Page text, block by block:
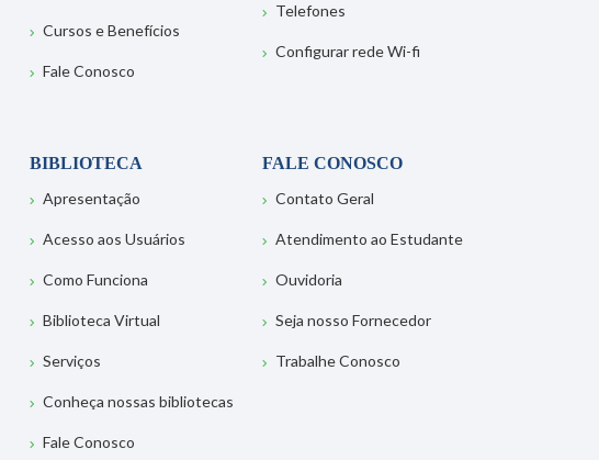
Cursos e Benefícios
Fale Conosco
Telefones
Configurar rede Wi-fi
BIBLIOTECA
Apresentação
Acesso aos Usuários
Como Funciona
Biblioteca Virtual
Serviços
Conheça nossas bibliotecas
Fale Conosco
FALE CONOSCO
Contato Geral
Atendimento ao Estudante
Ouvidoria
Seja nosso Fornecedor
Trabalhe Conosco